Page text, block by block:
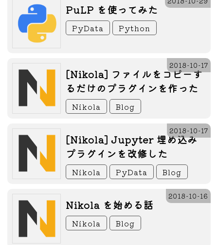
PuLP を使ってみた
PyData Python
[Nikola] ファイルをコピーす
るだけのプラグインを作った
2018-10-17
Nikola Blog
[Nikola] Jupyter 埋め込み
プラグインを改修した
2018-10-17
Nikola PyData Blog
Nikola を始める話
2018-10-16
Nikola Blog